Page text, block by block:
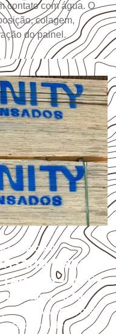
contato com água. O
colagem,
do painel.
Naval
– MT?
Naval em Alto
será instalada, qual
cuidados de